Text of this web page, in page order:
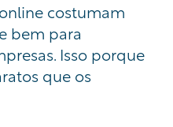
costumam
bem para
Isso porque
que os